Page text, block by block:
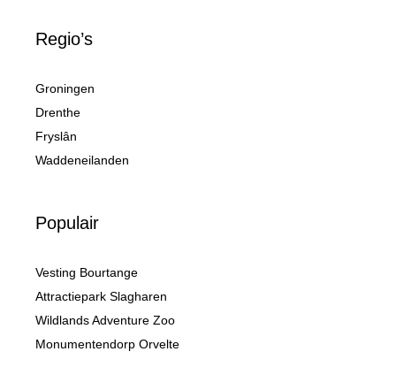
Regio’s
Groningen
Drenthe
Fryslân
Waddeneilanden
Populair
Vesting Bourtange
Attractiepark Slagharen
Wildlands Adventure Zoo
Monumentendorp Orvelte